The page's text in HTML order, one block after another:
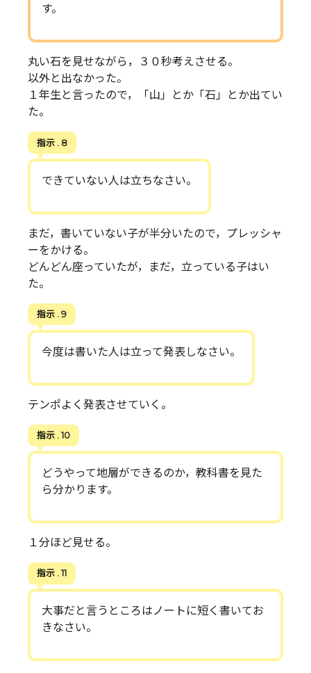
す。
丸い石を見せながら，３０秒考えさせる。
以外と出なかった。
１年生と言ったので，「山」とか「石」とか出てい
た。
指示 . 8
できていない人は立ちなさい。
まだ，書いていない子が半分いたので，プレッシャ
ーをかける。
どんどん座っていたが，まだ，立っている子はい
た。
指示 . 9
今度は書いた人は立って発表しなさい。
テンポよく発表させていく。
指示 . 10
どうやって地層ができるのか，教科書を見た
ら分かります。
１分ほど見せる。
指示 . 11
大事だと言うところはノートに短く書いてお
きなさい。